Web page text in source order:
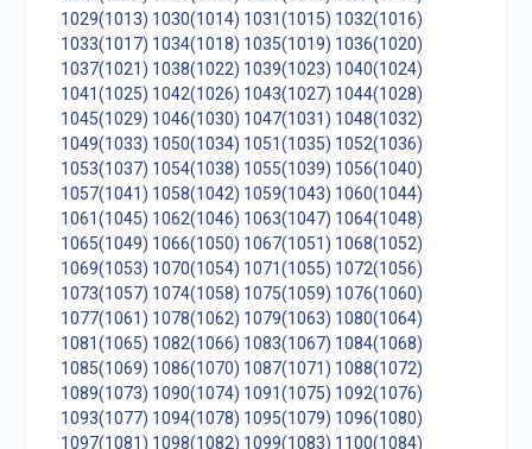
1029(1013) 1030(1014) 1031(1015) 1032(1016)
1033(1017) 1034(1018) 1035(1019) 1036(1020)
1037(1021) 1038(1022) 1039(1023) 1040(1024)
1041(1025) 1042(1026) 1043(1027) 1044(1028)
1045(1029) 1046(1030) 1047(1031) 1048(1032)
1049(1033) 1050(1034) 1051(1035) 1052(1036)
1053(1037) 1054(1038) 1055(1039) 1056(1040)
1057(1041) 1058(1042) 1059(1043) 1060(1044)
1061(1045) 1062(1046) 1063(1047) 1064(1048)
1065(1049) 1066(1050) 1067(1051) 1068(1052)
1069(1053) 1070(1054) 1071(1055) 1072(1056)
1073(1057) 1074(1058) 1075(1059) 1076(1060)
1077(1061) 1078(1062) 1079(1063) 1080(1064)
1081(1065) 1082(1066) 1083(1067) 1084(1068)
1085(1069) 1086(1070) 1087(1071) 1088(1072)
1089(1073) 1090(1074) 1091(1075) 1092(1076)
1093(1077) 1094(1078) 1095(1079) 1096(1080)
1097(1081) 1098(1082) 1099(1083) 1100(1084)